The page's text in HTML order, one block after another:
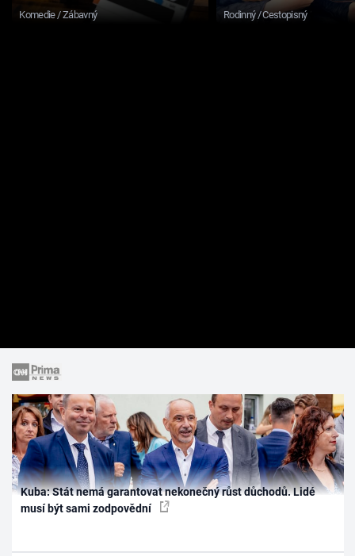
Komedie / Zábavný Rodinný / Cestopisný
Kuba: Stát nemá garantovat nekonečný růst důchodů. Lidé
musí být sami zodpovědní